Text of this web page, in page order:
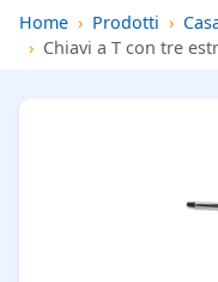
Home Prodotti
Chiavi a T con tre